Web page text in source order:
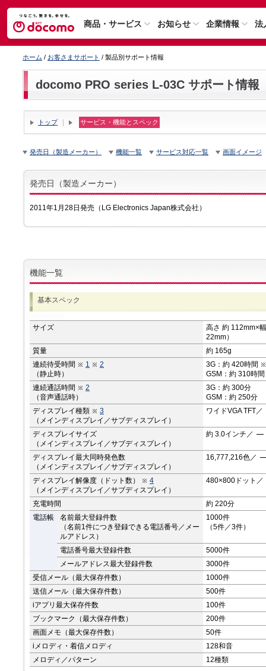
商品・サービス お知らせ 企業情報 法
ホーム / お客さまサポート / 製品別サポート情報
docomo PRO series L-03C サポート情報
トップ サービス・機能とスペック
発売日（製造メーカー） 機能一覧 サービス対応一覧 画面イメージ
発売日（製造メーカー）
2011年1月28日発売（LG Electronics Japan株式会社）
機能一覧
基本スペック
サイズ
高さ 約 112mm×
22mm）
質量
約 165g
連続待受時間
1
2
（静止時）
3G：約 420時間
GSM：約 310時間
連続通話時間
2
（音声通話時）
3G：約 300分
GSM：約 250分
ディスプレイ種類
3
（メインディスプレイ／サブディスプレイ）
ワイドVGA TFT／
ディスプレイサイズ
（メインディスプレイ／サブディスプレイ）
約 3.0インチ／
ディスプレイ最大同時発色数
（メインディスプレイ／サブディスプレイ）
16,777,216色／
ディスプレイ解像度（ドット数）
4
（メインディスプレイ／サブディスプレイ）
480×800ドット／
充電時間
約 220分
電話帳
名前最大登録件数
（名前1件につき登録できる電話番号／メー
ルアドレス）
1000件
（5件／3件）
電話番号最大登録件数
5000件
メールアドレス最大登録件数
3000件
受信メール（最大保存件数）
1000件
送信メール（最大保存件数）
500件
iアプリ最大保存件数
100件
ブックマーク（最大保存件数）
200件
画面メモ（最大保存件数）
50件
iメロディ・着信メロディ
128和音
メロディ／パターン
12種類